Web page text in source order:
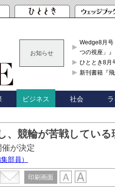
お知らせ
Wedge8月号
つの視座」』
ひととき8月
新刊書籍『
ビジネス 社会
、競輪が苦戦している
が決定
部員）
印刷画面